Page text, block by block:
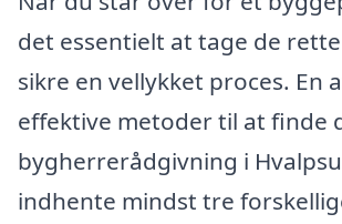
det essentielt at tage de
sikre en vellykket proces. En
effektive metoder til at finde
bygherrerådgivning i
indhente mindst tre